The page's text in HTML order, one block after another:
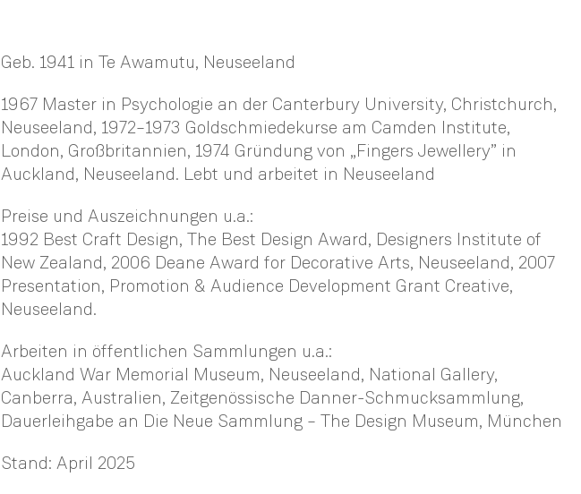
Geb. 1941 in Te Awamutu, Neuseeland
1967 Master in Psychologie an der Canterbury University, Christchurch,
Neuseeland, 1972–1973 Goldschmiedekurse am Camden Institute,
London, Großbritannien, 1974 Gründung von „Fingers Jewellery” in
Auckland, Neuseeland. Lebt und arbeitet in Neuseeland
Preise und Auszeichnungen u.a.:
1992 Best Craft Design, The Best Design Award, Designers Institute of
New Zealand, 2006 Deane Award for Decorative Arts, Neuseeland, 2007
Presentation, Promotion & Audience Development Grant Creative,
Neuseeland.
Arbeiten in öffentlichen Sammlungen u.a.:
Auckland War Memorial Museum, Neuseeland, National Gallery,
Canberra, Australien, Zeitgenössische Danner-Schmucksammlung,
Dauerleihgabe an Die Neue Sammlung – The Design Museum, München
Stand: April 2025